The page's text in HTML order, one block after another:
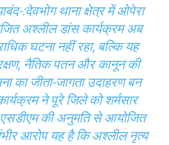
:देवभोग थाना क्षेत्र में ओपेरा
अश्लील डांस कार्यक्रम अब
घटना नहीं रहा, बल्कि यह
नैतिक पतन और कानून की
जीता-जागता उदाहरण बन
ने पूरे जिले को शर्मसार
की अनुमति से आयोजित
आरोप यह है कि अश्लील नृत्य